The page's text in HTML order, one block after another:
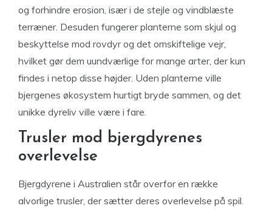
og forhindre erosion, især i de stejle og vindblæste
terræner. Desuden fungerer planterne som skjul og
beskyttelse mod rovdyr og det omskiftelige vejr,
hvilket gør dem uundværlige for mange arter, der kun
findes i netop disse højder. Uden planterne ville
bjergenes økosystem hurtigt bryde sammen, og det
unikke dyreliv ville være i fare.
Trusler mod bjergdyrenes
overlevelse
Bjergdyrene i Australien står overfor en række
alvorlige trusler, der sætter deres overlevelse på spil.